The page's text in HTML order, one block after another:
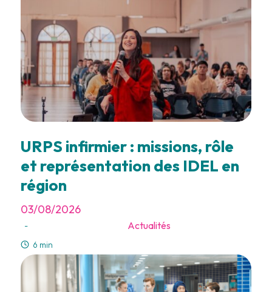
URPS infirmier : missions, rôle
et représentation des IDEL en
région
03/08/2026
- Actualités
6 min